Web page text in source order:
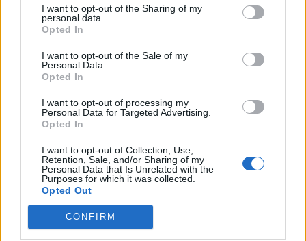
I want to opt-out of the Sharing of my
personal data.
Opted In
I want to opt-out of the Sale of my
Personal Data.
Opted In
I want to opt-out of processing my
Personal Data for Targeted Advertising.
Opted In
I want to opt-out of Collection, Use,
Retention, Sale, and/or Sharing of my
Personal Data that Is Unrelated with the
Purposes for which it was collected.
Opted Out
CONFIRM
LIITTYVÄT ARTIKKELIT LISÄÄ TEKIJÄLTÄ
todellinen jalkapallokommentaattorin
analyysi
Suomi-Hollanti näkyy ilmaiseksi TV:stä –
näin katsot ottelun
Jalkapallon U21 EM-kisat 2025 – tässä
otteluohjelma ja Suomen joukkue